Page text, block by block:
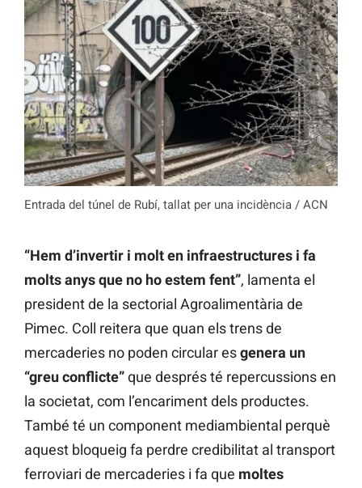
Entrada del túnel de Rubí, tallat per una incidència / ACN
“Hem d’invertir i molt en infraestructures i fa
molts anys que no ho estem fent”, lamenta el
president de la sectorial Agroalimentària de
Pimec. Coll reitera que quan els trens de
mercaderies no poden circular esgenera un
“greu conflicte”que després té repercussions en
la societat, com l’encariment dels productes.
També té un component mediambiental perquè
aquest bloqueig fa perdre credibilitat al transport
ferroviari de mercaderies i fa que moltes